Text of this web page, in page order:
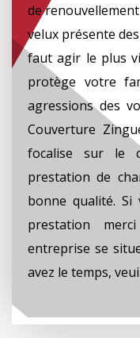
de
velux présente
faut agir le plus
protège votre
agressions des
Couverture
focalise sur le
prestation de
bonne qualité.
prestation
entreprise se
avez le temps,